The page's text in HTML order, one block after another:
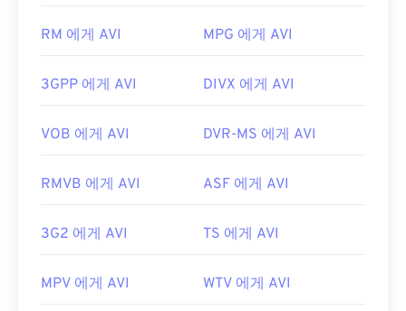
개발자: Microsoft
유용한 링크:
리브
https://tools.ietf.org/html/rfc2361
RM 에게 AVI MPG 에게 AVI
3GPP 에게 AVI DIVX 에게 AVI
VOB 에게 AVI DVR-MS 에게 AVI
RMVB 에게 AVI ASF 에게 AVI
3G2 에게 AVI TS 에게 AVI
MPV 에게 AVI WTV 에게 AVI